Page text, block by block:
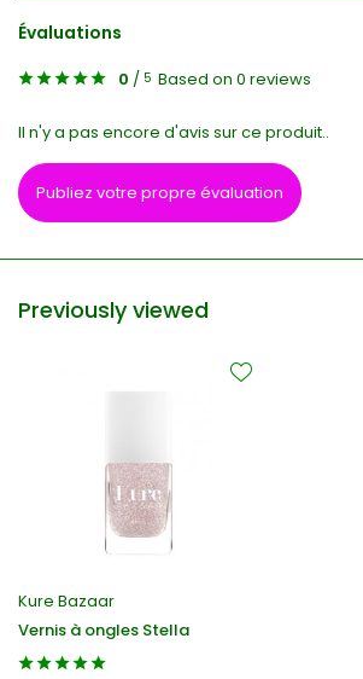
Évaluations
0 / 5 Based on 0 reviews
Il n'y a pas encore d'avis sur ce produit..
Publiez votre propre évaluation
Previously viewed
Kure Bazaar
Vernis à ongles Stella